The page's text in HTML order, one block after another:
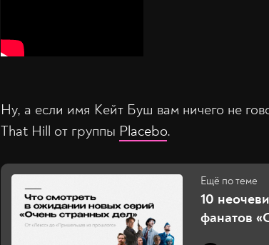
Ну, а если имя Кейт Буш вам ничего не
That Hill от группы Placebo.
10
фанатов